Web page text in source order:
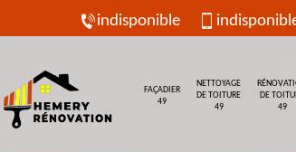
indisponible
FAÇADIER
49
NETTOYAGE
DE TOITURE
49
DE
49